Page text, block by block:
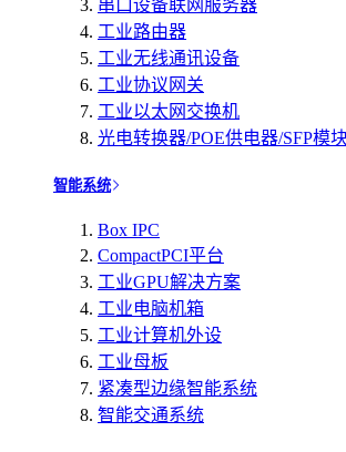
串口设备联网服务器
工业路由器
工业无线通讯设备
工业协议网关
工业以太网交换机
光电转换器/POE供电器/SFP模
智能系统
Box IPC
CompactPCI平台
工业GPU解决方案
工业电脑机箱
工业计算机外设
工业母板
紧凑型边缘智能系统
智能交通系统